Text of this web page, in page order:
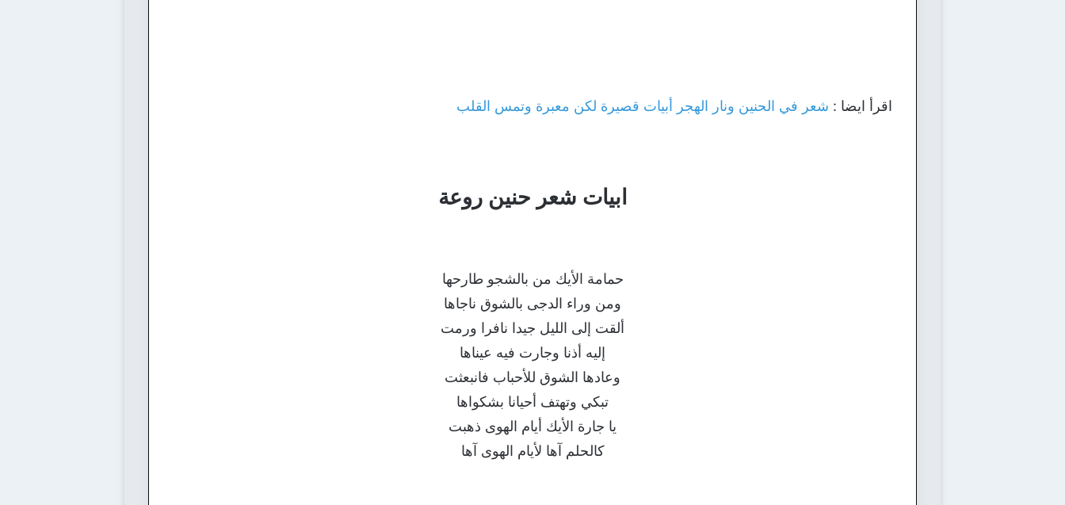
اقرأ ايضا : شعر في الحنين ونار الهجر أبيات قصيرة لكن معبرة وتمس القلب
ابيات شعر حنين روعة
حمامة الأيك من بالشجو طارحها
ومن وراء الدجى بالشوق ناجاها
ألقت إلى الليل جيدا نافرا ورمت
إليه أذنا وجارت فيه عيناها
وعادها الشوق للأحباب فانبعثت
تبكي وتهتف أحيانا بشكواها
يا جارة الأيك أيام الهوى ذهبت
كالحلم آها لأيام الهوى آها